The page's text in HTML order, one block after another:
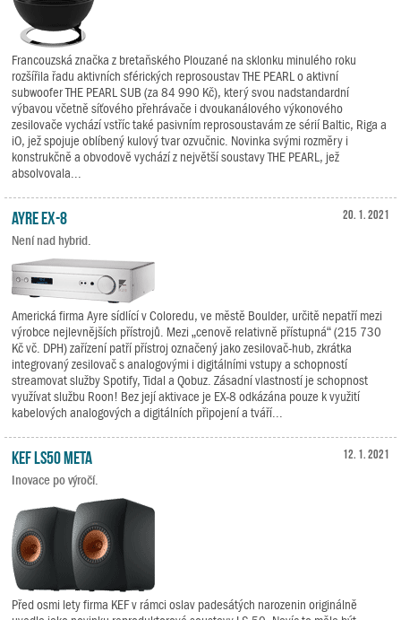
Francouzská značka z bretaňského Plouzané na sklonku minulého roku
rozšířila řadu aktivních sférických reprosoustav THE PEARL o aktivní
subwoofer THE PEARL SUB (za 84 990 Kč), který svou nadstandardní
výbavou včetně síťového přehrávače i dvoukanálového výkonového
zesilovače vychází vstříc také pasivním reprosoustavám ze sérií Baltic, Riga a
iO, jež spojuje oblíbený kulový tvar ozvučnic. Novinka svými rozměry i
konstrukčně a obvodově vychází z největší soustavy THE PEARL, jež
absolvovala...
20. 1. 2021
Ayre EX-8
Není nad hybrid.
Americká firma Ayre sídlící v Coloredu, ve městě Boulder, určitě nepatří mezi
výrobce nejlevnějších přístrojů. Mezi „cenově relativně přístupná“ (215 730
Kč vč. DPH) zařízení patří přístroj označený jako zesilovač-hub, zkrátka
integrovaný zesilovač s analogovými i digitálními vstupy a schopností
streamovat služby Spotify, Tidal a Qobuz. Zásadní vlastností je schopnost
využívat službu Roon! Bez její aktivace je EX-8 odkázána pouze k využití
kabelových analogových a digitálních připojení a tváří...
12. 1. 2021
KEF LS50 Meta
Inovace po výročí.
Před osmi lety firma KEF v rámci oslav padesátých narozenin originálně